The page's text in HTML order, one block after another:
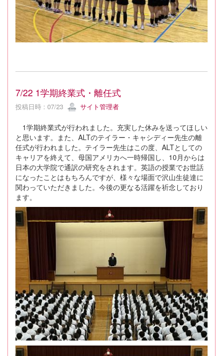
7/22 1学期終業式・離任式
投稿日時 : 07/23 サイト管理者
1学期終業式が行われました。充実した休みを送ってほしい
と思います。また、ALTのテイラー・キャシディー先生の離
任式が行われました。テイラー先生はこの度、ALTとしての
キャリアを終えて、母国アメリカへ一時帰国し、10月からは
日本の大学院で通訳の研究をされます。英語の授業でお世話
になったことはもちろんですが、様々な場面で沢山生徒達に
関わっていただきました。今後の更なる活躍を祈念しており
ます。